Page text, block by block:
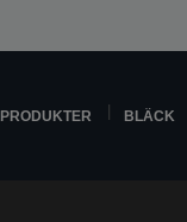
PRODUKTER BLÄCK